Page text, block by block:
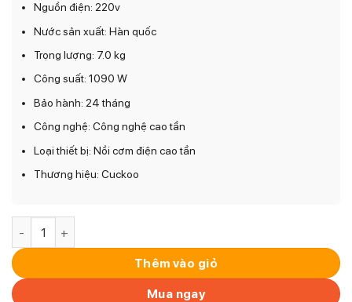
Nguồn điện: 220v
Nước sản xuất: Hàn quốc
Trọng lượng: 7.0 kg
Công suất: 1090 W
Bảo hành: 24 tháng
Công nghệ: Công nghệ cao tần
Loại thiết bị: Nồi cơm điện cao tần
Thương hiệu: Cuckoo
Thêm vào giỏ
Mua ngay